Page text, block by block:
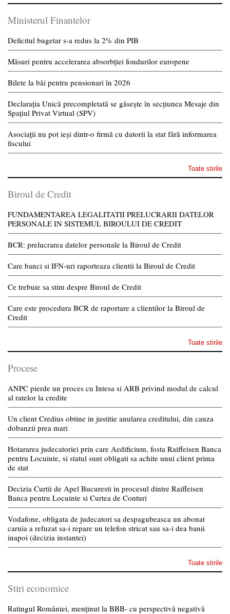
Ministerul Finantelor
Deficitul bugetar s-a redus la 2% din PIB
Măsuri pentru accelerarea absorbției fondurilor europene
Bilete la băi pentru pensionari în 2026
Declarația Unică precompletată se găsește în secțiunea Mesaje din
Spațiul Privat Virtual (SPV)
Asociații nu pot ieși dintr-o firmă cu datorii la stat fără informarea
fiscului
Toate stirile
Biroul de Credit
FUNDAMENTAREA LEGALITATII PRELUCRARII DATELOR
PERSONALE IN SISTEMUL BIROULUI DE CREDIT
BCR: prelucrarea datelor personale la Biroul de Credit
Care banci si IFN-uri raporteaza clientii la Biroul de Credit
Ce trebuie sa stim despre Biroul de Credit
Care este procedura BCR de raportare a clientilor la Biroul de
Credit
Toate stirile
Procese
ANPC pierde un proces cu Intesa si ARB privind modul de calcul
al ratelor la credite
Un client Credius obtine in justitie anularea creditului, din cauza
dobanzii prea mari
Hotararea judecatoriei prin care Aedificium, fosta Raiffeisen Banca
pentru Locuinte, si statul sunt obligati sa achite unui client prima
de stat
Decizia Curtii de Apel Bucuresti in procesul dintre Raiffeisen
Banca pentru Locuinte si Curtea de Conturi
Vodafone, obligata de judecatori sa despagubeasca un abonat
caruia a refuzat sa-i repare un telefon stricat sau sa-i dea banii
inapoi (decizia instantei)
Toate stirile
Stiri economice
Ratingul României, menținut la BBB- cu perspectivă negativă